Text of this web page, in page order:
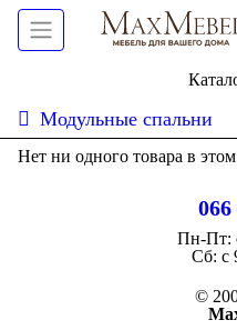
Модульные спальни
Нет ни одного товара в этом
066
Пн-Пт:
Cб: с
©